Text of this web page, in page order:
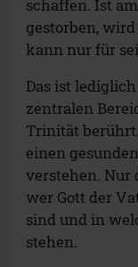
schaffen. Ist
gestorben,
kann nur für
Das ist
zentralen
Trinität
einen
verstehen. Nur
wer Gott der
sind und in
stehen.